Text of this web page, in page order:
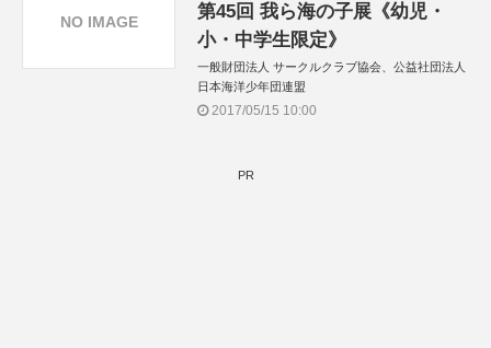
第45回 我ら海の子展《幼児・
小・中学生限定》
一般財団法人 サークルクラブ協会、公益社団法人
日本海洋少年団連盟
2017/05/15 10:00
NO IMAGE
PR